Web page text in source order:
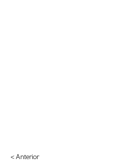
< Anterior